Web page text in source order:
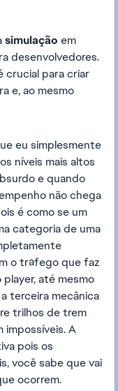
simulação em
desenvolvedores.
crucial para criar
e, ao mesmo
eu simplesmente
níveis mais altos
e quando
não chega
é como se um
categoria de uma
o tráfego que faz
até mesmo
terceira mecânica
trilhos de trem
impossíveis. A
pois os
você sabe que vai
ocorrem.